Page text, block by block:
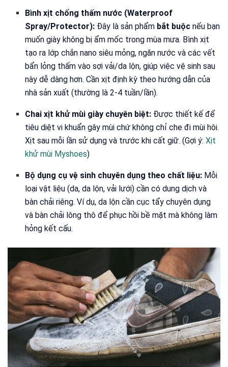
Bình xịt chống thấm nước (Waterproof
Spray/Protector): Đây là sản phẩm bắt buộc nếu bạn
muốn giày không bị ẩm mốc trong mùa mưa. Bình xịt
tạo ra lớp chắn nano siêu mỏng, ngăn nước và các vết
bẩn lỏng thấm vào sợi vải/da lộn, giúp việc vệ sinh sau
này dễ dàng hơn. Cần xịt định kỳ theo hướng dẫn của
nhà sản xuất (thường là 2-4 tuần/lần).
Chai xịt khử mùi giày chuyên biệt: Được thiết kế để
tiêu diệt vi khuẩn gây mùi chứ không chỉ che đi mùi hôi.
Xịt sau mỗi lần sử dụng và trước khi cất giữ. (Gợi ý:Xịt
khử mùi Myshoes)
Bộ dụng cụ vệ sinh chuyên dụng theo chất liệu: Mỗi
loại vật liệu (da, da lộn, vải lưới) cần có dung dịch và
bàn chải riêng. Ví dụ, da lộn cần cục tẩy chuyên dụng
và bàn chải lông thô để phục hồi bề mặt mà không làm
hỏng kết cấu.